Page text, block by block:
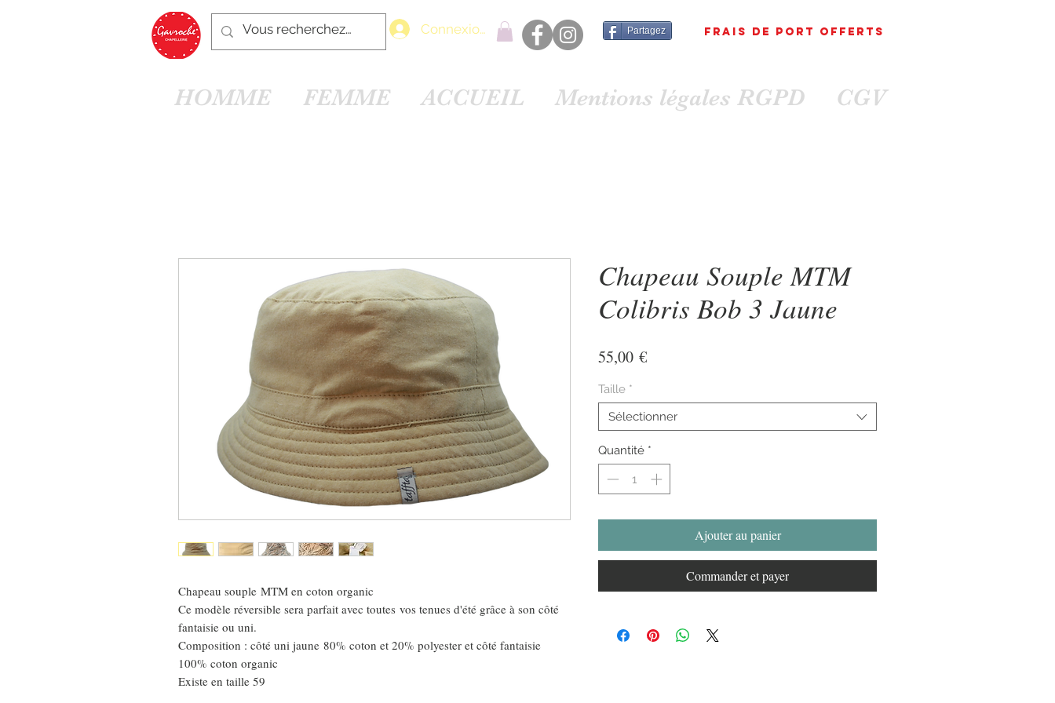
Connexion Partagez FRAIS DE PORT OFFErts
HOMME FEMME ACCUEIL Mentions légales RGPD CGV
Chapeau souple MTM en coton organic
Ce modèle réversible sera parfait avec toutes vos tenues d'été grâce à son côté
fantaisie ou uni.
Composition : côté uni jaune 80% coton et 20% polyester et côté fantaisie
100% coton organic
Existe en taille 59
Chapeau Souple MTM
Colibris Bob 3 Jaune
55,00 €Prix
Taille *
Sélectionner
Quantité *
Ajouter au panier
Commander et payer